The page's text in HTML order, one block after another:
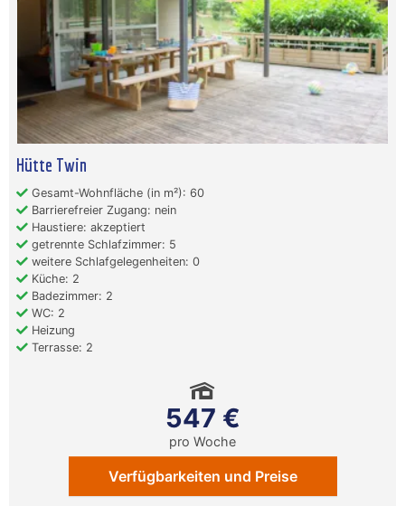
Hütte Twin
Gesamt-Wohnfläche (in m²): 60
Barrierefreier Zugang: nein
Haustiere: akzeptiert
getrennte Schlafzimmer: 5
weitere Schlafgelegenheiten: 0
Küche: 2
Badezimmer: 2
WC: 2
Heizung
Terrasse: 2
547 €
pro Woche
Verfügbarkeiten und Preise